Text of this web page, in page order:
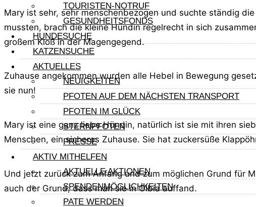
TOURISTEN-NOTRUF
GESUNDHEITSFONDS
HUNDESUCHE
KATZENSUCHE
AKTUELLES
NEUIGKEITEN
PFOTEN AUF DEM NÄCHSTEN TRANSPORT
PFOTEN IM GLÜCK
STERNPFOTEN
PRESSE
AKTIV MITHELFEN
AKTUELLE AKTIONEN
SPENDENMÖGLICHKEITEN
PATE WERDEN
Mary ist sehr, sehr menschenbezogen und suchte ständig
mussten, brach die kleine Hündin regelrecht in sich
großem Kloß in der Magengegend.
Zuhause angekommen wurden alle Hebel in Bewegung
sie nun!
Mary ist eine ganz liebe Hündin, natürlich ist sie mit ihren
Menschen, ein sicheres Zuhause. Sie hat zuckersüße
Und jetzt zurück zum Anfang und zum möglichen Grund für
auch der Grund, dass man sie in Olbia auffand.